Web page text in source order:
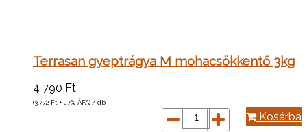
Terrasan gyeptrágya M mohacsökkentő 3kg
4 790 Ft
(3 772 Ft + 27% ÁFA) / db
Kosárba